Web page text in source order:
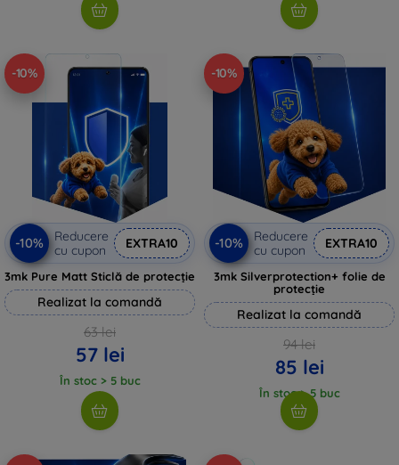
-10%
-10%
Reducere
cu cupon
EXTRA10
3mk Pure Matt Sticlă de protecție
Realizat la comandă
63 lei
57 lei
În stoc > 5 buc
-10%
-10%
Reducere
cu cupon
EXTRA10
3mk Silverprotection+ folie de
protecție
Realizat la comandă
94 lei
85 lei
În stoc > 5 buc